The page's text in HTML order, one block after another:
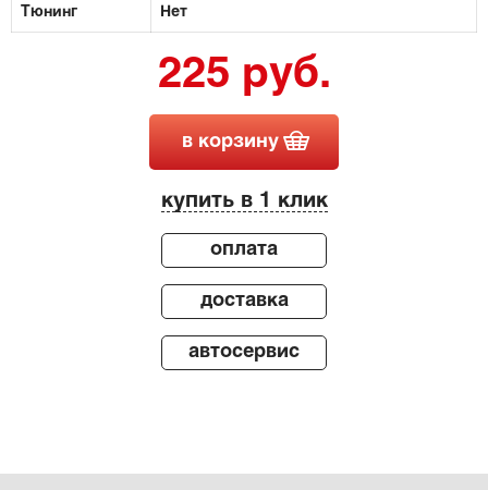
Тюнинг Нет
225 руб.
в корзину
купить в 1 клик
оплата
доставка
автосервис